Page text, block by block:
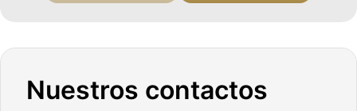
Nuestros contactos